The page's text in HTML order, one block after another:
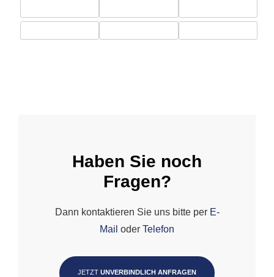
Haben Sie noch
Fragen?
Dann kontaktieren Sie uns bitte per E-
Mail oder Telefon
JETZT UNVERBINDLICH ANFRAGEN